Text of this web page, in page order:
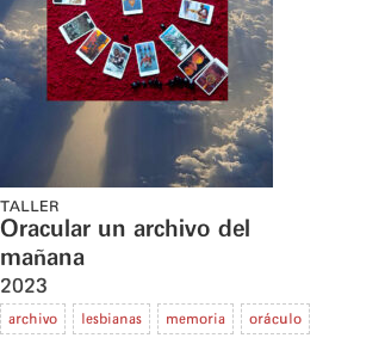
TALLER
Oracular un archivo del
mañana
2023
archivo lesbianas memoria oráculo